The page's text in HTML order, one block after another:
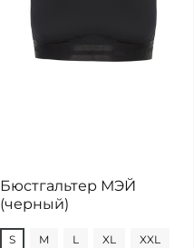
Бюстгальтер МЭЙ
(черный)
S M L XL XXL